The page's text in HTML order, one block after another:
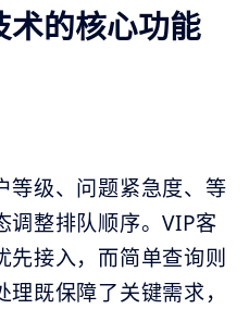
术的核心功能
等级、问题紧急度、等
调整排队顺序。VIP客
接入，而简单查询则
既保障了关键需求，